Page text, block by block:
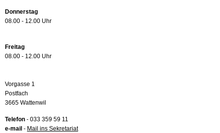
Donnerstag
08.00 - 12.00 Uhr
Freitag
08.00 - 12.00 Uhr
Vorgasse 1
Postfach
3665 Wattenwil
Telefon - 033 359 59 11
e-mail - Mail ins Sekretariat